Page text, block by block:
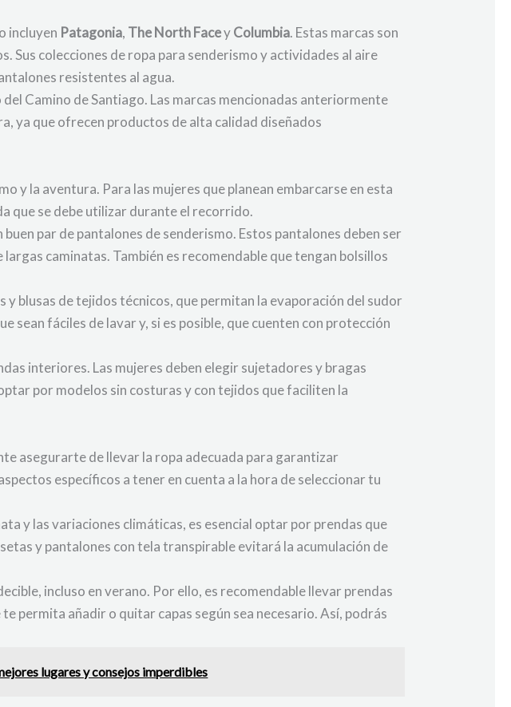
incluyen Patagonia, The North FaceyColumbia. Estas marcas son
Sus colecciones de ropa para senderismo y actividades al aire
resistentes al agua.
Camino de Santiago. Las marcas mencionadas anteriormente
ya que ofrecen productos de alta calidad diseñados
y la aventura. Para las mujeres que planean embarcarse en esta
que se debe utilizar durante el recorrido.
par de pantalones de senderismo. Estos pantalones deben ser
caminatas. También es recomendable que tengan bolsillos
blusas de tejidos técnicos, que permitan la evaporación del sudor
sean fáciles de lavar y, si es posible, que cuenten con protección
interiores. Las mujeres deben elegir sujetadores y bragas
por modelos sin costuras y con tejidos que faciliten la
asegurarte de llevar la ropa adecuada para garantizar
específicos a tener en cuenta a la hora de seleccionar tu
y las variaciones climáticas, es esencial optar por prendas que
y pantalones con tela transpirable evitará la acumulación de
incluso en verano. Por ello, es recomendable llevar prendas
permita añadir o quitar capas según sea necesario. Así, podrás
lugares y consejos imperdibles